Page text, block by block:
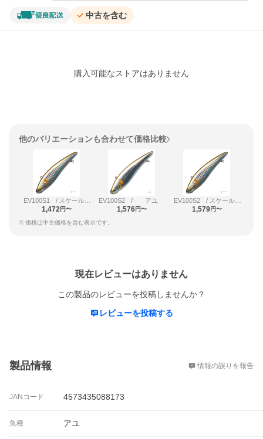
中古を含む
購入可能なストアはありません
他のバリエーションも合わせて価格比較
EV100S1 / スケールアユ
1,472 円〜
EV100S2 / アユ
1,576円〜
EV100S2 / スケールアユ
1,579円〜
※ 価格は中古価格を含む表示です。
現在レビューはありません
この製品のレビューを投稿しませんか？
レビューを投稿する
製品情報 情報の誤りを報告
JANコード 4573435088173
魚種 アユ